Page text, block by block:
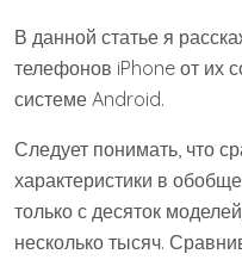
В данной статье я
телефонов iPhone от их
системе Android.
Следует понимать, что
характеристики в
только с десяток
несколько тысяч.